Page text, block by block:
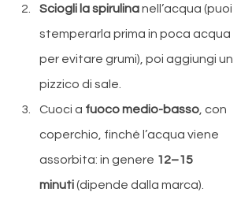
Sciogli la spirulina nell’acqua (puoi
stemperarla prima in poca acqua
per evitare grumi), poi aggiungi un
pizzico di sale.
Cuoci a fuoco medio-basso , con
coperchio, finché l’acqua viene
assorbita: in genere 12–15
minuti (dipende dalla marca).